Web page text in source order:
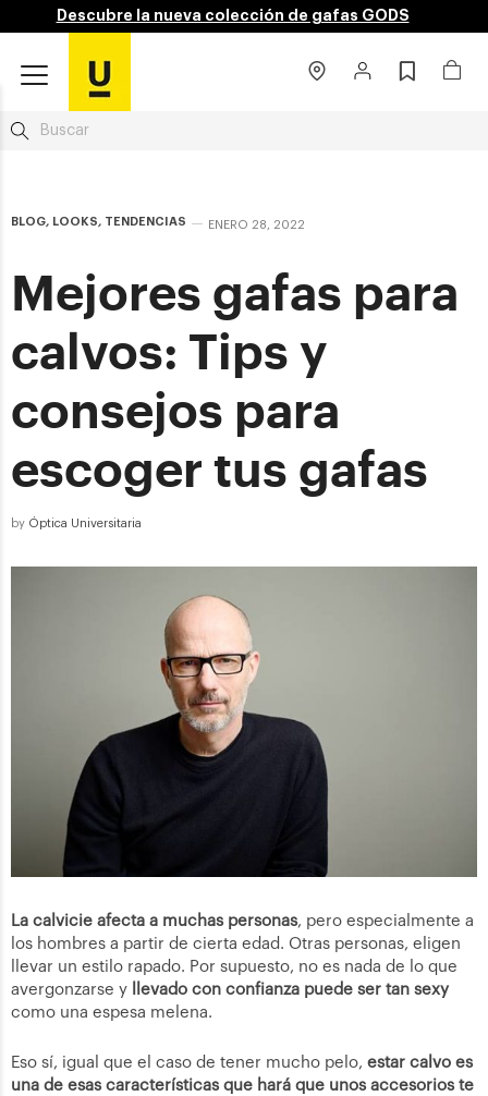
Descubre la nueva colección de gafas GODS
BLOG, LOOKS, TENDENCIAS ENERO 28, 2022
Mejores gafas para
calvos: Tips y
consejos para
escoger tus gafas
by Óptica Universitaria
La calvicie afecta a muchas personas, pero especialmente a
los hombres a partir de cierta edad. Otras personas, eligen
llevar un estilo rapado. Por supuesto, no es nada de lo que
avergonzarse y
llevado con confianza puede ser tan sexy
como una espesa melena.
Eso sí, igual que el caso de tener mucho pelo, estar calvo es
una de esas características que hará que unos accesorios te